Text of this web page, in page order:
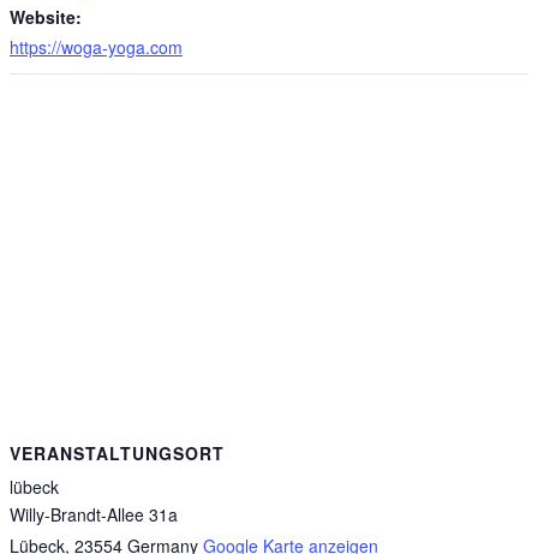
Website:
https://woga-yoga.com
VERANSTALTUNGSORT
lübeck
Willy-Brandt-Allee 31a
Lübeck, 23554 Germany Google Karte anzeigen